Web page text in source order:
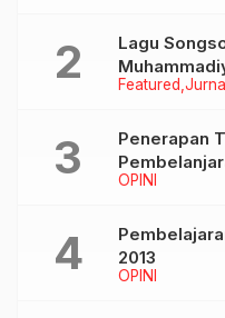
Featured
Lagu
OPINI
Penerapan
OPINI
2013